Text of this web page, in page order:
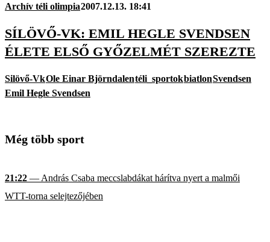
Archív téli olimpia2007.12.13. 18:41
SÍLÖVŐ-VK: EMIL HEGLE SVENDSEN
ÉLETE ELSŐ GYŐZELMÉT SZEREZTE
Silövő-VkOle Einar Björndalentéli_sportokbiatlonSvendsen
Emil Hegle Svendsen
Még több sport
21:22 — András Csaba meccslabdákat hárítva nyert a malmői
WTT-torna selejtezőjében